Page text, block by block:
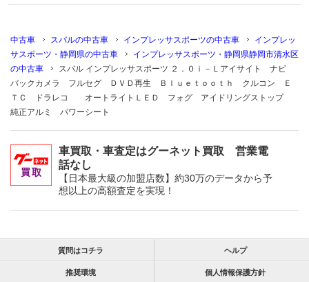
中古車 スバルの中古車 インプレッサスポーツの中古車
インプレッ
サスポーツ・静岡県の中古車
インプレッサスポーツ・静岡県静岡市清水区
の中古車
スバル インプレッサスポーツ ２．０ｉ－Ｌアイサイト ナビ
バックカメラ フルセグ ＤＶＤ再生 Ｂｌｕｅｔｏｏｔｈ クルコン Ｅ
ＴＣ ドラレコ オートライトＬＥＤ フォグ アイドリングストップ
純正アルミ パワーシート
車買取・車査定はグーネット買取 営業電
話なし
【日本最大級の加盟店数】約30万のデータから予
想以上の高額査定を実現！
質問はコチラ ヘルプ
推奨環境 個人情報保護方針